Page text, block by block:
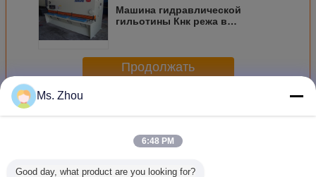
Машина гидравлической
гильотины Кнк режа в
утюга
Продолжать
Больше
Ms. Zhou
6:48 PM
Good day, what product are you looking for?